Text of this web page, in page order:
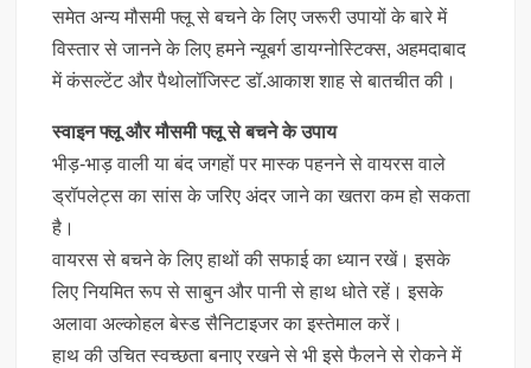
समेत अन्य मौसमी फ्लू से बचने के लिए जरूरी उपायों के बारे में
विस्तार से जानने के लिए हमने न्यूबर्ग डायग्नोस्टिक्स, अहमदाबाद
में कंसल्टेंट और पैथोलॉजिस्ट डॉ.आकाश शाह से बातचीत की।
स्वाइन फ्लू और मौसमी फ्लू से बचने के उपाय
भीड़-भाड़ वाली या बंद जगहों पर मास्क पहनने से वायरस वाले
ड्रॉपलेट्स का सांस के जरिए अंदर जाने का खतरा कम हो सकता
है।
वायरस से बचने के लिए हाथों की सफाई का ध्यान रखें। इसके
लिए नियमित रूप से साबुन और पानी से हाथ धोते रहें। इसके
अलावा अल्कोहल बेस्ड सैनिटाइजर का इस्तेमाल करें।
हाथ की उचित स्वच्छता बनाए रखने से भी इसे फैलने से रोकने में